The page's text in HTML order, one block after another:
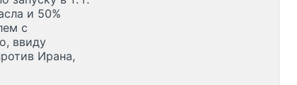
и 50%
с
ввиду
Ирана,